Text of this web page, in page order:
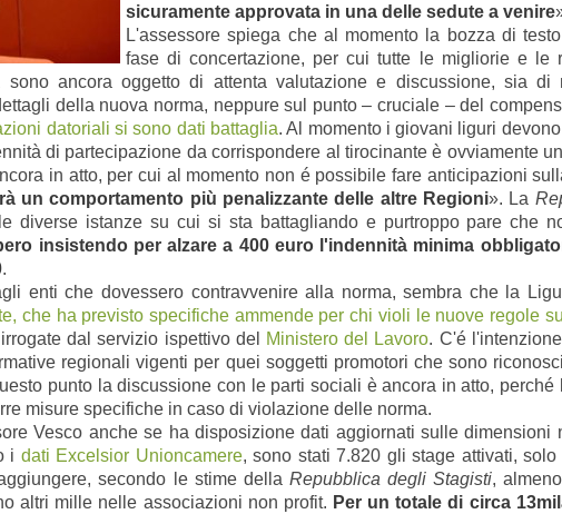
sicuramente approvata in una delle sedute a venire
L'assessore spiega che al momento la bozza di
fase di concertazione, per cui tutte le migliorie e le
sono ancora oggetto di attenta valutazione e discussione, sia di
della nuova norma, neppure sul punto – cruciale – del
datoriali si sono dati battaglia. Al momento i giovani liguri
di partecipazione da corrispondere al tirocinante è ovviamente
in atto, per cui al momento non é possibile fare anticipazioni
un comportamento più penalizzante delle altre Regioni». La
diverse istanze su cui si sta battagliando e purtroppo pare che
insistendo per alzare a 400 euro l'indennità minima
.
enti che dovessero contravvenire alla norma, sembra che la
che ha previsto specifiche ammende per chi violi le nuove regole
dal servizio ispettivo del
Ministero del Lavoro. C'é
regionali vigenti per quei soggetti promotori che sono
punto la discussione con le parti sociali è ancora in atto, perché
misure specifiche in caso di violazione delle norma.
Vesco anche se ha disposizione dati aggiornati sulle dimensioni
i dati Excelsior Unioncamere, sono stati 7.820 gli stage attivati,
secondo le stime della Repubblica degli Stagisti,
altri mille nelle associazioni non profit. Per un totale di circa